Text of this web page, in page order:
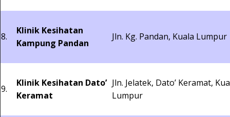
8.
Klinik Kesihatan
Kampung Pandan
Jln. Kg. Pandan, Kuala Lumpur
9.
Klinik Kesihatan Dato’
Keramat
Jln. Jelatek, Dato’ Keramat,
Lumpur